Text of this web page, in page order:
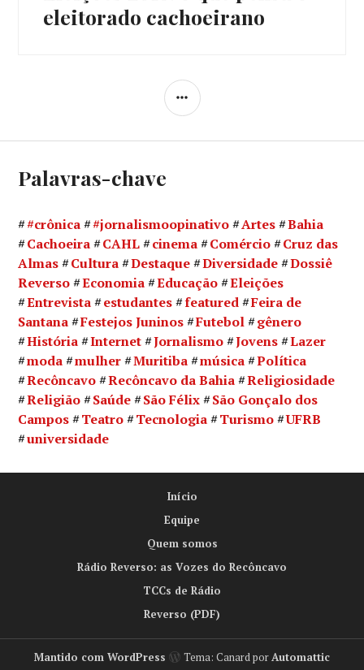
post:
eleitorado cachoeirano
LATERAL
Palavras-chave
#crônica #jornalismoopinativo Artes
Bahia
Cachoeira
CAHL cinema Comércio
Cruz das
Almas
Cultura Destaque Diversidade
Dossiê
Reverso
Economia Educação
Eleições
Entrevista
estudantes featured
Feira de
Santana
Festejos Juninos Futebol
gênero
História
Internet Jornalismo Jovens
Lazer
moda
mulher Muritiba música
Política
Recôncavo
Recôncavo da Bahia
Religiosidade
Religião
Saúde São Félix
São Gonçalo dos
Campos
Teatro Tecnologia Turismo
UFRB
universidade
Início
Equipe
Quem somos
Rádio Reverso: as Vozes do Recôncavo
TCCs de Rádio
Reverso (PDF)
Mantido com WordPress Tema: Canard porAutomattic